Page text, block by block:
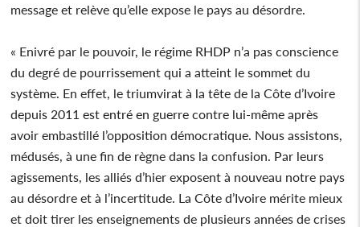
message et relève qu’elle expose le pays au désordre.
« Enivré par le pouvoir, le régime RHDP n’a pas conscience
du degré de pourrissement qui a atteint le sommet du
système. En effet, le triumvirat à la tête de la Côte d’Ivoire
depuis 2011 est entré en guerre contre lui-même après
avoir embastillé l’opposition démocratique. Nous assistons,
médusés, à une fin de règne dans la confusion. Par leurs
agissements, les alliés d’hier exposent à nouveau notre pays
au désordre et à l’incertitude. La Côte d’Ivoire mérite mieux
et doit tirer les enseignements de plusieurs années de crises